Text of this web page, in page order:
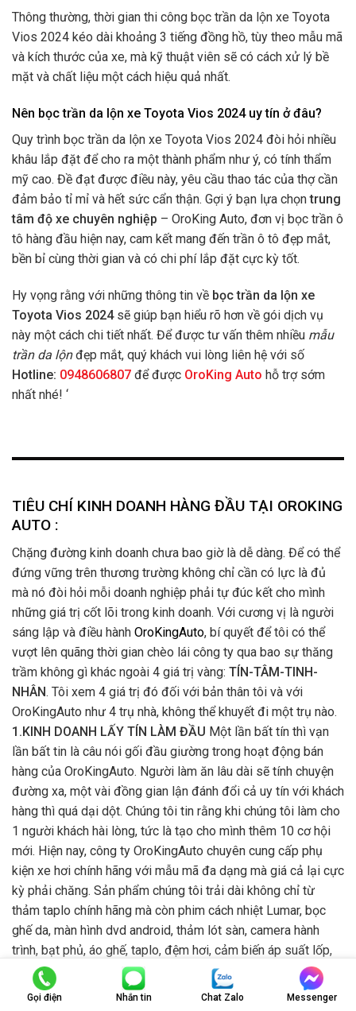
Thông thường, thời gian thi công bọc trần da lộn xe Toyota
Vios 2024 kéo dài khoảng 3 tiếng đồng hồ, tùy theo mẫu mã
và kích thước của xe, mà kỹ thuật viên sẽ có cách xử lý bề
mặt và chất liệu một cách hiệu quả nhất.
Nên bọc trần da lộn xe Toyota Vios 2024 uy tín ở đâu?
Quy trình bọc trần da lộn xe Toyota Vios 2024 đòi hỏi nhiều
khâu lắp đặt để cho ra một thành phẩm như ý, có tính thẩm
mỹ cao. Đề đạt được điều này, yêu cầu thao tác của thợ cần
đảm bảo tỉ mỉ và hết sức cẩn thận. Gợi ý bạn lựa chọntrung
tâm độ xe chuyên nghiệp – OroKing Auto, đơn vị bọc trần ô
tô hàng đầu hiện nay, cam kết mang đến trần ô tô đẹp mắt,
bền bỉ cùng thời gian và có chi phí lắp đặt cực kỳ tốt.
Hy vọng rằng với những thông tin về bọc trần da lộn xe
Toyota Vios 2024 sẽ giúp bạn hiểu rõ hơn về gói dịch vụ
này một cách chi tiết nhất. Để được tư vấn thêm nhiều mẫu
trần da lộnđẹp mắt, quý khách vui lòng liên hệ với số
Hotline: 0948606807 để được OroKing Auto hỗ trợ sớm
nhất nhé! ‘
TIÊU CHÍ KINH DOANH HÀNG ĐẦU TẠI OROKING
AUTO :
Chặng đường kinh doanh chưa bao giờ là dễ dàng. Để có thể
đứng vững trên thương trường không chỉ cần có lực là đủ
mà nó đòi hỏi mỗi doanh nghiệp phải tự đúc kết cho mình
những giá trị cốt lõi trong kinh doanh. Với cương vị là người
sáng lập và điều hành OroKingAuto, bí quyết để tôi có thể
vượt lên quãng thời gian chèo lái công ty qua bao sự thăng
trầm không gì khác ngoài 4 giá trị vàng: TÍN-TÂM-TINH-
NHÂN. Tôi xem 4 giá trị đó đối với bản thân tôi và với
OroKingAuto như 4 trụ nhà, không thể khuyết đi một trụ nào.
1.KINH DOANH LẤY TÍN LÀM ĐẦU Một lần bất tín thì vạn
lần bất tin là câu nói gối đầu giường trong hoạt động bán
hàng của OroKingAuto. Người làm ăn lâu dài sẽ tính chuyện
đường xa, một vài đồng gian lận đánh đổi cả uy tín với khách
hàng thì quá dại dột. Chúng tôi tin rằng khi chúng tôi làm cho
1 người khách hài lòng, tức là tạo cho mình thêm 10 cơ hội
mới. Hiện nay, công ty OroKingAuto chuyên cung cấp phụ
kiện xe hơi chính hãng với mẫu mã đa dạng mà giá cả lại cực
kỳ phải chăng. Sản phẩm chúng tôi trải dài không chỉ từ
thảm taplo chính hãng mà còn phim cách nhiệt Lumar, bọc
ghế da, màn hình dvd android, thảm lót sàn, camera hành
trình, bạt phủ, áo ghế, taplo, đệm hơi, cảm biến áp suất lốp,
bệ bước chân, phủ ceramic, ty cốp điện,... Sứ mệnh của
chúng tôi đó chính là mang đến cho người tiêu dùng Việt
Gọi điện Nhắn tin Chat Zalo Messenger